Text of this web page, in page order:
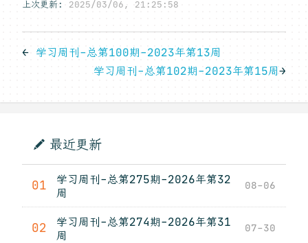
上次更新: 2025/03/06, 21:25:58
← 学习周刊-总第100期-2023年第13周
学习周刊-总第102期-2023年第15周→
最近更新
01
学习周刊-总第275期-2026年第32
周
08-06
02
学习周刊-总第274期-2026年第31
周
07-30